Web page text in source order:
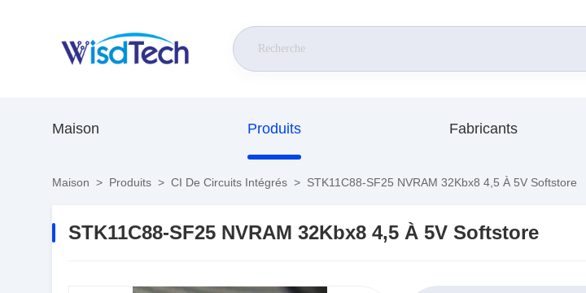
Maison Produits Fabricants
Maison > Produits > CI De Circuits Intégrés > STK11C88-SF25 NVRAM 32Kbx8 4,5 À 5V Softstore
STK11C88-SF25 NVRAM 32Kbx8 4,5 À 5V Softstore